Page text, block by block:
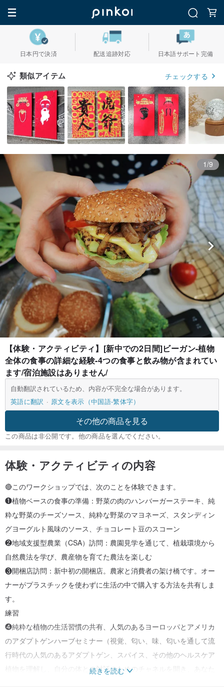
日本円で決済 配送追跡対応 日本語サポート完備
類似アイテム チェックする
1/9
【体験・アクティビティ】[新中での2日間]ビーガン-植物
全体の食事の詳細な経験-4つの食事と飲み物が含まれてい
ます/宿泊施設はありません/
自動翻訳されているため、内容が不完全な場合があります。
英語に翻訳
原文を表示（中国語-繁体字）
その他の商品を見る
この商品は非公開です。他の商品を選んでください。
体験・アクティビティの内容
🔴このワークショップでは、次のことを体験できます。
❶植物ベースの食事の準備：野菜の肉のハンバーガーステーキ、純
粋な野菜のチーズソース、純粋な野菜のマヨネーズ、スタンディン
グヨーグルト風味のソース、チョコレート豆のスコーン
❷地域支援型農業（CSA）訪問：農園見学を通じて、植栽環境から
自然農法を学び、農産物を育てた農法を楽しむ
❸開梱店訪問：新中初の開梱店。農家と消費者の架け橋です。オー
ナーがプラスチックを使わずに生活の中で購入する方法を共有しま
す。
練習
❹純粋な植物の生活習慣の共有、人気のあるヨーロッパとアメリカ
のアダプトゲンハーブセミナー（視覚、匂い、味、匂いを通して流
行時代の人気のあるアダプトゲン、スパイス、その他のヘルスケア
植物を理解し、自分の体との対話のためのチャネルを開き、あなた
続きを読む